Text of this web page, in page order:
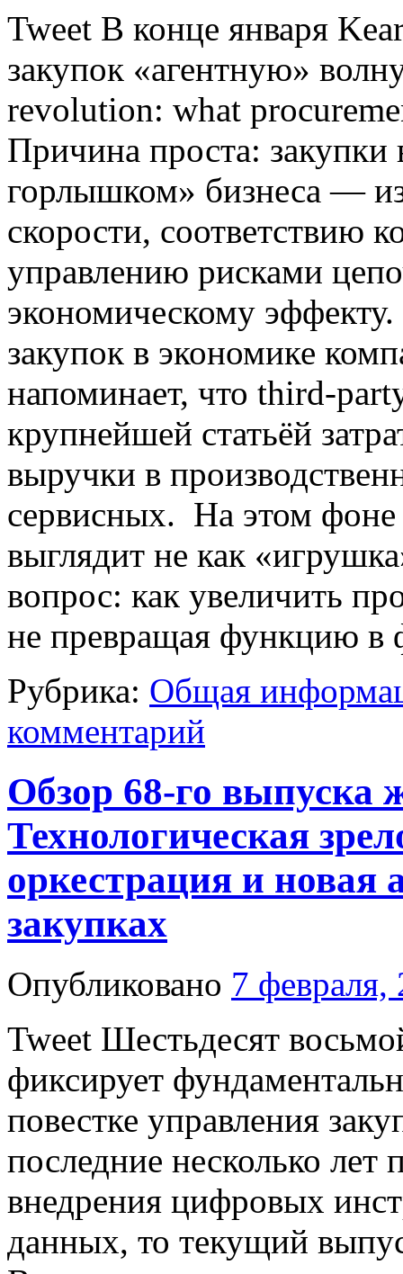
Tweet В конце января
закупок «агентную»
revolution: what
Причина проста: закупки
горлышком» бизнеса —
скорости, соответствию
управлению рисками
экономическому
закупок в экономике
напоминает, что
крупнейшей статьёй
выручки в
сервисных. На этом фоне
выглядит не как
вопрос: как увеличить
не превращая функцию в
Рубрика: Общая
комментарий
Обзор 68-го выпуска
Технологическая
оркестрация и новая
закупках
Опубликовано 7 февраля,
Tweet Шестьдесят
фиксирует
повестке управления
последние несколько
внедрения цифровых
данных, то текущий